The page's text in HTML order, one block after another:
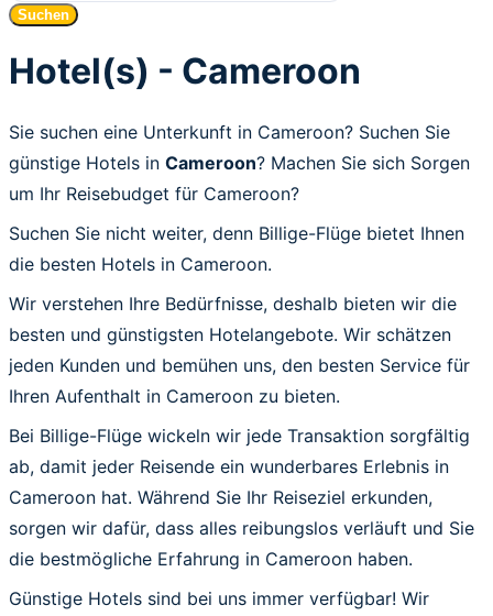
Suchen
Hotel(s) - Cameroon
Sie suchen eine Unterkunft in Cameroon? Suchen Sie
günstige Hotels in Cameroon? Machen Sie sich Sorgen
um Ihr Reisebudget für Cameroon?
Suchen Sie nicht weiter, denn Billige-Flüge bietet Ihnen
die besten Hotels in Cameroon.
Wir verstehen Ihre Bedürfnisse, deshalb bieten wir die
besten und günstigsten Hotelangebote. Wir schätzen
jeden Kunden und bemühen uns, den besten Service für
Ihren Aufenthalt in Cameroon zu bieten.
Bei Billige-Flüge wickeln wir jede Transaktion sorgfältig
ab, damit jeder Reisende ein wunderbares Erlebnis in
Cameroon hat. Während Sie Ihr Reiseziel erkunden,
sorgen wir dafür, dass alles reibungslos verläuft und Sie
die bestmögliche Erfahrung in Cameroon haben.
Günstige Hotels sind bei uns immer verfügbar! Wir